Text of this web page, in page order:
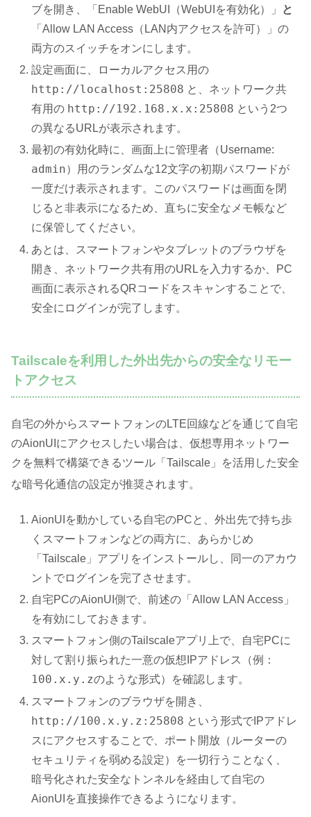
ブを開き、「Enable WebUI（WebUIを有効化）」
と
「Allow LAN Access（LAN内アクセスを許可）」の
両方のスイッチをオンにします。
設定画面に、ローカルアクセス用の
http://localhost:25808 と、ネットワーク共
有用の http://192.168.x.x:25808 という2つ
の異なるURLが表示されます。
最初の有効化時に、画面上に管理者（Username:
admin）用のランダムな12文字の初期パスワードが
一度だけ表示されます。このパスワードは画面を閉
じると非表示になるため、直ちに安全なメモ帳など
に保管してください。
あとは、スマートフォンやタブレットのブラウザを
開き、ネットワーク共有用のURLを入力するか、PC
画面に表示されるQRコードをスキャンすることで、
安全にログインが完了します。
Tailscaleを利用した外出先からの安全なリモー
トアクセス
自宅の外からスマートフォンのLTE回線などを通じて自宅
のAionUIにアクセスしたい場合は、仮想専用ネットワー
クを無料で構築できるツール「Tailscale」を活用した安全
な暗号化通信の設定が推奨されます。
AionUIを動かしている自宅のPCと、外出先で持ち歩
くスマートフォンなどの両方に、あらかじめ
「Tailscale」アプリをインストールし、同一のアカウ
ントでログインを完了させます。
自宅PCのAionUI側で、前述の「Allow LAN Access」
を有効にしておきます。
スマートフォン側のTailscaleアプリ上で、自宅PCに
対して割り振られた一意の仮想IPアドレス（例：
100.x.y.zのような形式）を確認します。
スマートフォンのブラウザを開き、
http://100.x.y.z:25808 という形式でIPアドレ
スにアクセスすることで、ポート開放（ルーターの
セキュリティを弱める設定）を一切行うことなく、
暗号化された安全なトンネルを経由して自宅の
AionUIを直接操作できるようになります。